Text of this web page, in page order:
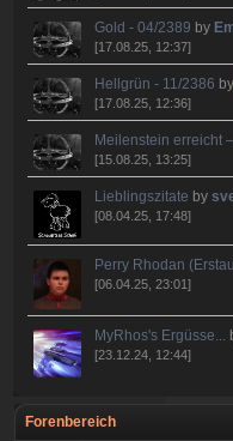
Gold - 04/2389 by
[17.08.25, 12:37]
Hellgrün - 11/2386 by
[17.08.25, 12:36]
Meilenstein erreicht
[15.08.25, 13:25]
Lieblingszitate by
[08.04.25, 17:48]
Perry Rhodan
[06.04.25, 23:01]
MyRhos's Ergüsse...
[23.12.24, 12:44]
Forenbereich